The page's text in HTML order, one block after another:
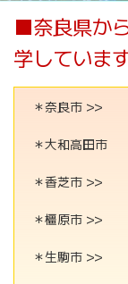
■奈良県か
学していま
＊奈良市 >>
＊大和高田市
＊香芝市 >>
＊橿原市 >>
＊生駒市 >>